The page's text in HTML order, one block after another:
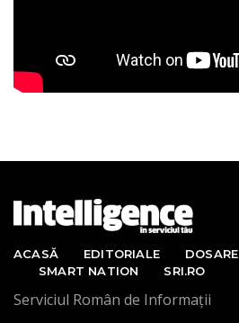
ACASĂ EDITORIALE DOSARE
SMART NATION
SRI.RO
Serviciul Român de Informații